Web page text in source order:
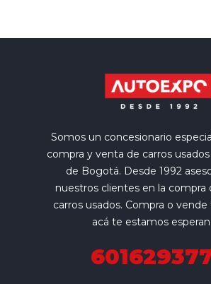
Somos un concesionario
compra y venta de carros
de Bogotá. Desde 1992
nuestros clientes en la compra
carros usados. Compra o vende
acá te estamos